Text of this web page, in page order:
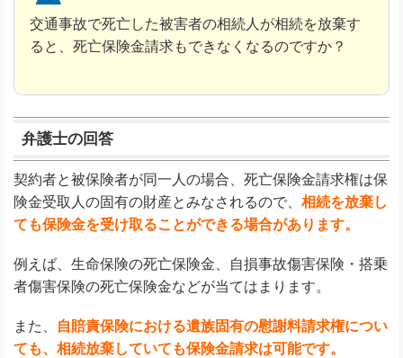
交通事故で死亡した被害者の相続人が相続を放棄す
ると、死亡保険金請求もできなくなるのですか？
弁護士の回答
契約者と被保険者が同一人の場合、死亡保険金請求権は保
険金受取人の固有の財産とみなされるので、 相続を放棄し
ても保険金を受け取ることができる場合があります。
例えば、生命保険の死亡保険金、自損事故傷害保険・搭乗
者傷害保険の死亡保険金などが当てはまります。
また、
自賠責保険における遺族固有の慰謝料請求権につい
ても、相続放棄していても保険金請求は可能です。